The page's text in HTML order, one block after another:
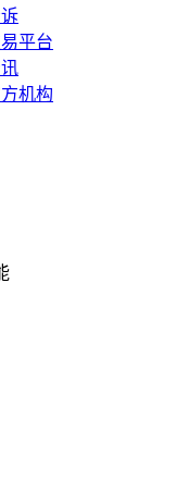
平台
机构